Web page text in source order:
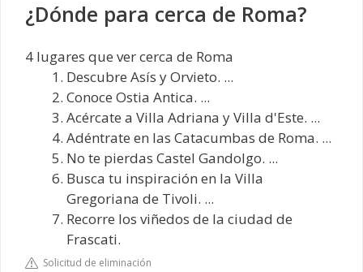
¿Dónde para cerca de Roma?
4 lugares que ver cerca de Roma
Descubre Asís y Orvieto. ...
Conoce Ostia Antica. ...
Acércate a Villa Adriana y Villa d'Este. ...
Adéntrate en las Catacumbas de Roma. ...
No te pierdas Castel Gandolgo. ...
Busca tu inspiración en la Villa
Gregoriana de Tivoli. ...
Recorre los viñedos de la ciudad de
Frascati.
Solicitud de eliminación